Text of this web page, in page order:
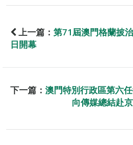
上一篇： 第71屆澳門格蘭披
日開幕
下一篇： 澳門特別行政區第六
向傳媒總結赴